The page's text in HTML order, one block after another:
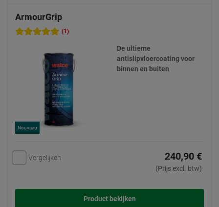
ArmourGrip
(1)
Nouveau
De ultieme
antislipvloercoating voor
binnen en buiten
Vergelijken 240,90 €
(Prijs excl. btw)
Product bekijken